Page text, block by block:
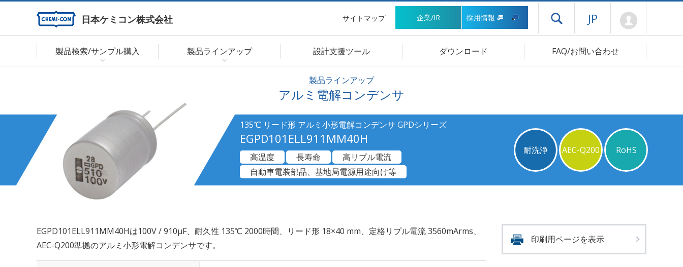
日本ケミコン株式会社 サイトマップ 企業/IR 採用情報 ドロワーメニューを開く
JP
製品検索/サンプル購入 製品ラインアップ 設計支援ツール ダウンロード FAQ/お問い合わせ
製品ラインアップ
アルミ電解コンデンサ
135℃ リード形 アルミ小形電解コンデンサ GPDシリーズ
EGPD101ELL911MM40H
耐洗浄 AEC-Q200 RoHS
高温度 長寿命
高リプル電流
自動車電装部品、基地局電源用途向け等
EGPD101ELL911MM40Hは100V / 910µF、耐久性 135℃ 2000時間、リード形 18×40 mm、定格リプル電流 3560mArms、
AEC-Q200準拠のアルミ小形電解コンデンサです。
印刷用ページを表示